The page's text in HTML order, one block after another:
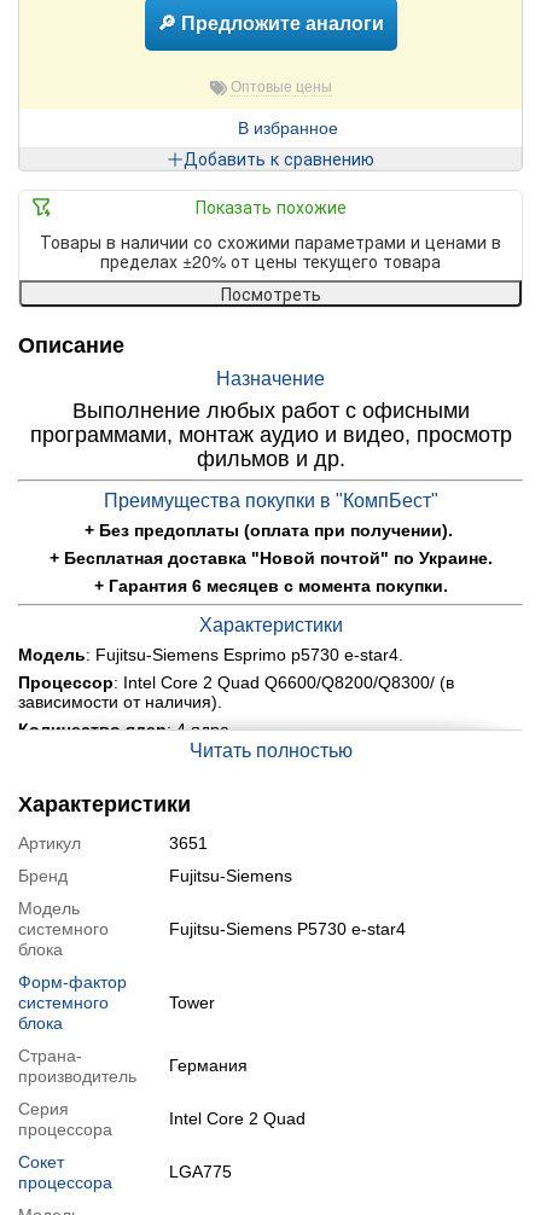
🔎 Предложите аналоги
Оптовые цены
В избранное
Добавить к сравнению
Показать похожие
Товары в наличии со схожими параметрами и ценами в
пределах ±20% от цены текущего товара
Посмотреть
Описание
Назначение
Выполнение любых работ с офисными
программами, монтаж аудио и видео, просмотр
фильмов и др.
Преимущества покупки в "КомпБест"
+ Без предоплаты (оплата при получении).
+ Бесплатная доставка "Новой почтой" по Украине.
+ Гарантия 6 месяцев с момента покупки.
Характеристики
Модель: Fujitsu-Siemens Esprimo p5730 e-star4.
Процессор: Intel Core 2 Quad Q6600/Q8200/Q8300/ (в
зависимости от наличия).
Количество ядер: 4 ядра.
: 2,4 GHz (с возможностью разгона до 3,4
Размер кеша: 8 МБ.
Возможнамодификация:
1. Процессора на более производительный (в рамках сокета);
2. Добавление дискретной видеокарты (или замена
существующей на более мощную);
3. Увеличение объёма оперативной памяти;
4. Увеличение размера жёсткого диска.
Возможна также
клавиатурой, мышкой и другими аксессуарами.
Для модификации или комплектации необходимо добавить в
"АКСЕССУАРЫ"
или с блока "Связанные товары" снизу этой
Читать полностью
Характеристики
Артикул
3651
Бренд
Fujitsu-Siemens
Модель
системного
блока
Fujitsu-Siemens P5730 e-star4
Форм-фактор
системного
блока
Tower
Страна-
производитель
Германия
Серия
процессора
Intel Core 2 Quad
Сокет
процессора
LGA775